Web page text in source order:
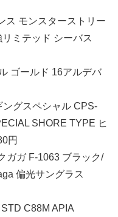
ス モンスターストリー
ミテッド シーバス
ゴールド 16アルデバ
グスペシャル CPS-
SHORE TYPE ヒ
円
ガガ F-1063 ブラック/
偏光サングラス
C88M APIA